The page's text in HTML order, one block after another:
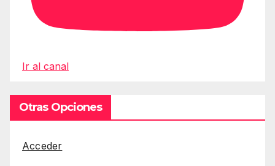
Ir al canal
Otras Opciones
Acceder